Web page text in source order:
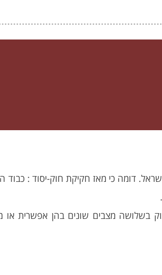
בשלושה מצבים שונים בהן אפשרית